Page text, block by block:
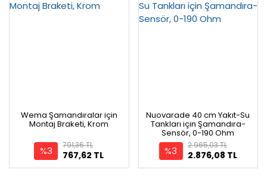
Wema Şamandıralar için
Montaj Braketi, Krom
%3 767,62 TL
791,36 TL
Nuovarade 40 cm Yakıt-Su
Tankları için Şamandıra-
Sensör, 0-190 Ohm
%3 2.876,08 TL
2.965,03 TL